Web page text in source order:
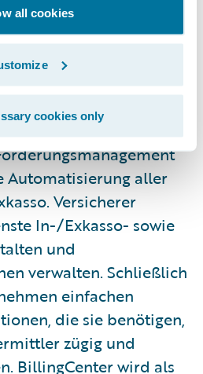
all cookies
cookies only
wurde dafür
und
effizientes
besser mit ihren
können. BillingCenter
Flexibilität für das
Automatisierung aller
Versicherer
In-/Exkasso- sowie
und
verwalten. Schließlich
einfachen
die sie benötigen,
zügig und
BillingCenter wird als